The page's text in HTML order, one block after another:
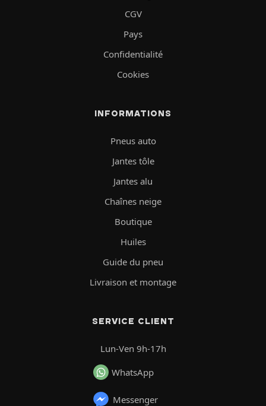
CGV
Pays
Confidentialité
Cookies
INFORMATIONS
Pneus auto
Jantes tôle
Jantes alu
Chaînes neige
Boutique
Huiles
Guide du pneu
Livraison et montage
SERVICE CLIENT
Lun-Ven 9h-17h
WhatsApp
Messenger